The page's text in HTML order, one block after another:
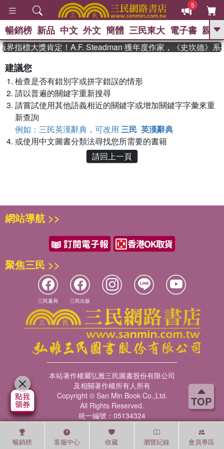
TOP
5
GO
史是一群喵 、
獎 臺灣漫遊錄
登輝時代 、 數學女孩：黎曼猜想 、
暢銷榜 新品 中文 外文 簡體 三民東大 電子書 親子
界指標大獎肯定！A.F. Steadman 獲年度作家，《史坎德》系
建議您
檢查是否有錯別字或拼字錯誤的情形
請以普遍的關鍵字重新搜尋
請嘗試使用其他語義相近的關鍵字或增加關鍵字字彙來重
新查詢
例如：三民英漢辭典，可改用 三民 英漢辭典
或使用中文圖書分類法尋找您所需要的書籍
請回上一頁
暢銷榜 客服中心 收藏 瀏覽紀錄 會員專區
網站導航 >>
聚焦三民 >>
三民書局 三民出版
本站著作權屬弘雅三民圖書股份有限公司
及相關著作權所有人所有
Copyright © San Min Book Co.,Ltd.
All Rights Reserved.
統一編號：05134324